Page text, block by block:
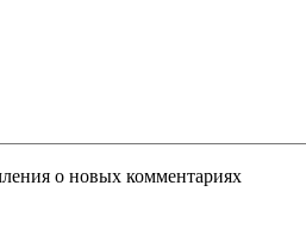
о новых комментариях